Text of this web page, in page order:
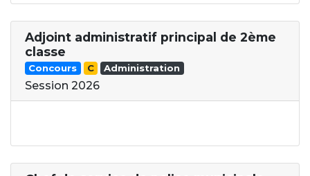
Adjoint administratif principal de 2ème
classe
Concours C Administration
Session 2026